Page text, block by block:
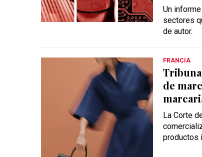
Un
sectores
de autor.
FRANCIA
de
La Corte
productos